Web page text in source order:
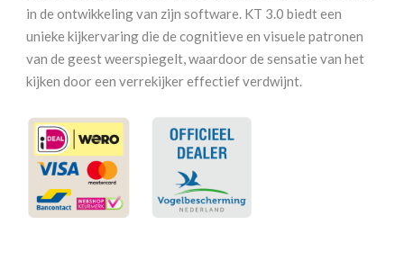
in de ontwikkeling van zijn software. KT 3.0 biedt een
unieke kijkervaring die de cognitieve en visuele patronen
van de geest weerspiegelt, waardoor de sensatie van het
kijken door een verrekijker effectief verdwijnt.